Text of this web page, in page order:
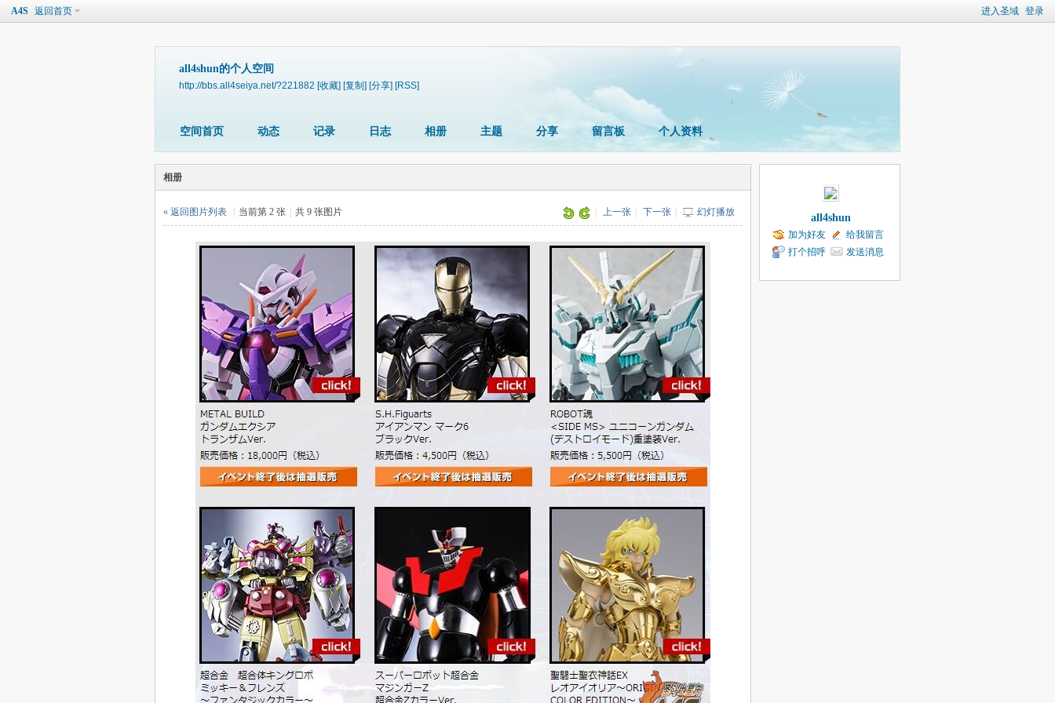
进入圣域 登录
A4S 返回首页
all4shun的个人空间
http://bbs.all4seiya.net/?221882 [收藏] [复制] [分享] [RSS]
空间首页 动态 记录 日志 相册 主题 分享 留言板 个人资料
相册
上一张 下一张 幻灯播放
« 返回图片列表 当前第 2 张 共 9 张图片 all4shun
加为好友
给我留言
打个招呼
发送消息